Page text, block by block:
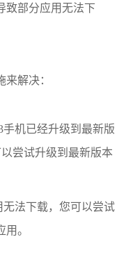
致部分应用无法下
解决：
机已经升级到最新版
尝试升级到最新版本
法下载，您可以尝试
。